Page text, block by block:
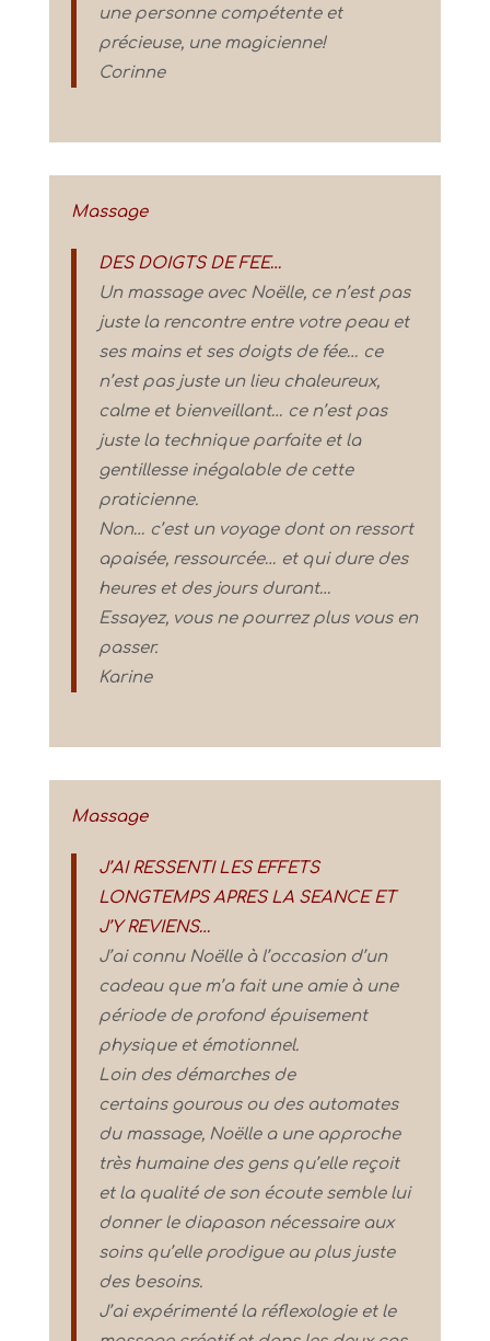
une personne compétente et
précieuse, une magicienne!
Corinne
Massage
DES DOIGTS DE FEE…
Un massage avec Noëlle, ce n’est pas
juste la rencontre entre votre peau et
ses mains et ses doigts de fée… ce
n’est pas juste un lieu chaleureux,
calme et bienveillant… ce n’est pas
juste la technique parfaite et la
gentillesse inégalable de cette
praticienne.
Non… c’est un voyage dont on ressort
apaisée, ressourcée… et qui dure des
heures et des jours durant…
Essayez, vous ne pourrez plus vous en
passer.
Karine
Massage
J’AI RESSENTI LES EFFETS
LONGTEMPS APRES LA SEANCE ET
J’Y REVIENS…
J’ai connu Noëlle à l’occasion d’un
cadeau que m’a fait une amie à une
période de profond épuisement
physique et émotionnel.
Loin des démarches de
certains gourous ou des automates
du massage, Noëlle a une approche
très humaine des gens qu’elle reçoit
et la qualité de son écoute semble lui
donner le diapason nécessaire aux
soins qu’elle prodigue au plus juste
des besoins.
J’ai expérimenté la réflexologie et le